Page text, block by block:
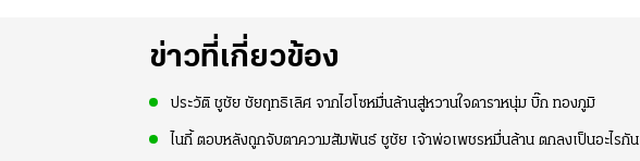
ข่าวที่เกี่ยวข้อง
ประวัติ ชูชัย ชัยฤทธิเลิศ จากไฮโซหมื่นล้านสู่หวานใจดาราหนุ่ม บิ๊ก ทองภูมิ
ไนกี้ ตอบหลังถูกจับตาความสัมพันธ์ ชูชัย เจ้าพ่อเพชรหมื่นล้าน ตกลงเป็นอะไรกัน